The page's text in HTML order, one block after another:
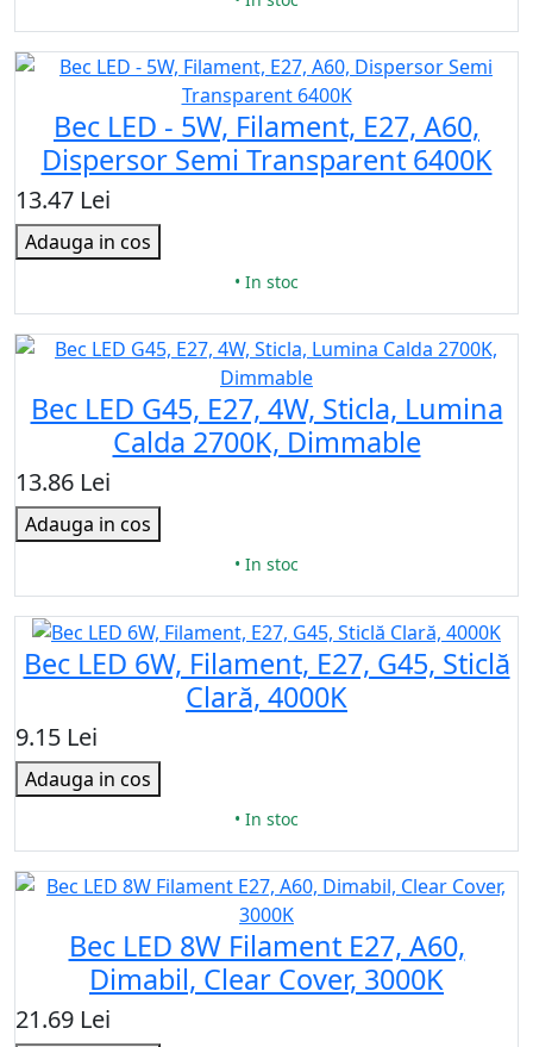
Bec LED - 5W, Filament, E27, A60,
Dispersor Semi Transparent 6400K
13.47 Lei
Adauga in cos
• In stoc
Bec LED G45, E27, 4W, Sticla, Lumina
Calda 2700K, Dimmable
13.86 Lei
Adauga in cos
• In stoc
Bec LED 6W, Filament, E27, G45, Sticlă
Clară, 4000K
9.15 Lei
Adauga in cos
• In stoc
Bec LED 8W Filament E27, A60,
Dimabil, Clear Cover, 3000K
21.69 Lei